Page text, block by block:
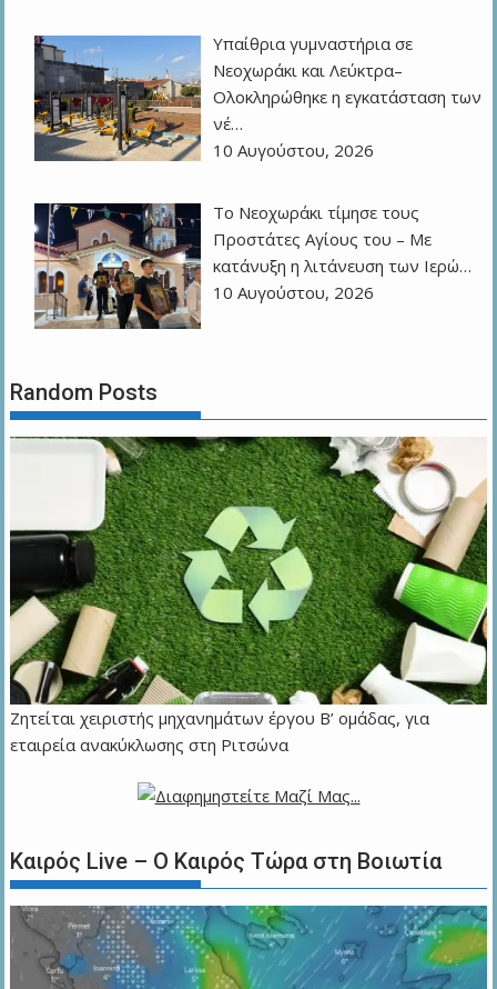
Υπαίθρια γυμναστήρια σε
Νεοχωράκι και Λεύκτρα–
Ολοκληρώθηκε η εγκατάσταση των
νέ…
10 Αυγούστου, 2026
Το Νεοχωράκι τίμησε τους
Προστάτες Αγίους του – Με
κατάνυξη η λιτάνευση των Ιερώ…
10 Αυγούστου, 2026
Random Posts
Ζητείται χειριστής μηχανημάτων έργου Β’ ομάδας, για
εταιρεία ανακύκλωσης στη Ριτσώνα
Καιρός Live – Ο Καιρός Τώρα στη Βοιωτία